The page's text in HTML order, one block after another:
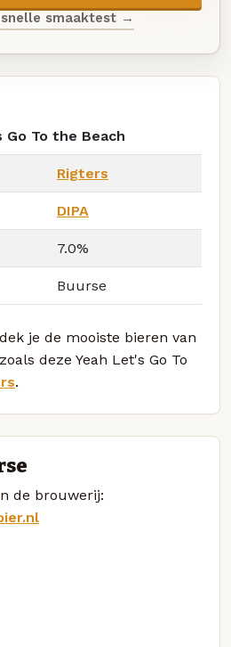
smaaktest →
Go To the Beach
Rigters
DIPA
7.0%
Buurse
je de mooiste bieren van
deze Yeah Let's Go To
.
de brouwerij: